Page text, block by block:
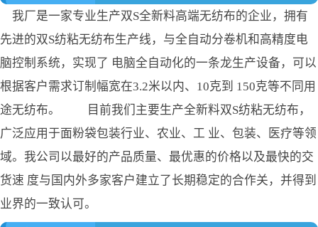
我厂是一家专业生产双S全新料高端无纺布的企业，拥有
先进的双S纺粘无纺布生产线，与全自动分卷机和高精度电
脑控制系统，实现了 电脑全自动化的一条龙生产设备，可以
根据客户需求订制幅宽在3.2米以内、10克到 150克等不同用
途无纺布。 目前我们主要生产全新料双S纺粘无纺布，
广泛应用于面粉袋包装行业、农业、工 业、包装、医疗等领
域。我公司以最好的产品质量、最优惠的价格以及最快的交
货速 度与国内外多家客户建立了长期稳定的合作关，并得到
业界的一致认可。